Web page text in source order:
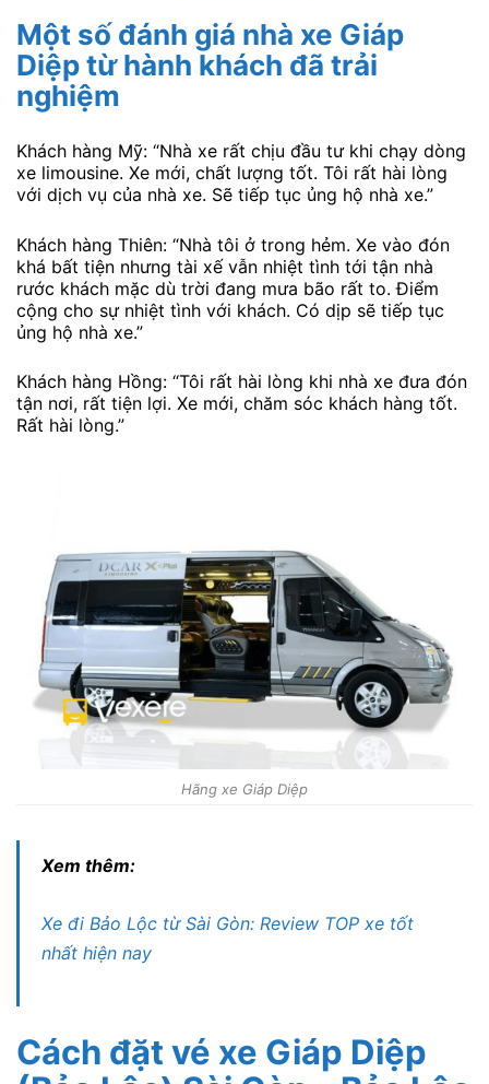
Một số đánh giá nhà xe Giáp
Diệp từ hành khách đã trải
nghiệm
Khách hàng Mỹ: “Nhà xe rất chịu đầu tư khi chạy dòng
xe limousine. Xe mới, chất lượng tốt. Tôi rất hài lòng
với dịch vụ của nhà xe. Sẽ tiếp tục ủng hộ nhà xe.”
Khách hàng Thiên: “Nhà tôi ở trong hẻm. Xe vào đón
khá bất tiện nhưng tài xế vẫn nhiệt tình tới tận nhà
rước khách mặc dù trời đang mưa bão rất to. Điểm
cộng cho sự nhiệt tình với khách. Có dịp sẽ tiếp tục
ủng hộ nhà xe.”
Khách hàng Hồng: “Tôi rất hài lòng khi nhà xe đưa đón
tận nơi, rất tiện lợi. Xe mới, chăm sóc khách hàng tốt.
Rất hài lòng.”
Hãng xe Giáp Diệp
Xem thêm:
Xe đi Bảo Lộc từ Sài Gòn: Review TOP xe tốt
nhất hiện nay
Cách đặt vé xe Giáp Diệp